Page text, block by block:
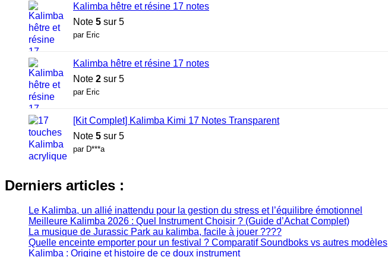
Kalimba hêtre et résine 17 notes
Note 5 sur 5
par Eric
Kalimba hêtre et résine 17 notes
Note 2 sur 5
par Eric
[Kit Complet] Kalimba Kimi 17 Notes Transparent
Note 5 sur 5
par D***a
Derniers articles :
Le Kalimba, un allié inattendu pour la gestion du stress et l’équilibre émotionnel
Meilleure Kalimba 2026 : Quel Instrument Choisir ? (Guide d’Achat Complet)
La musique de Jurassic Park au kalimba, facile à jouer ????
Quelle enceinte emporter pour un festival ? Comparatif Soundboks vs autres modèles
Kalimba : Origine et histoire de ce doux instrument